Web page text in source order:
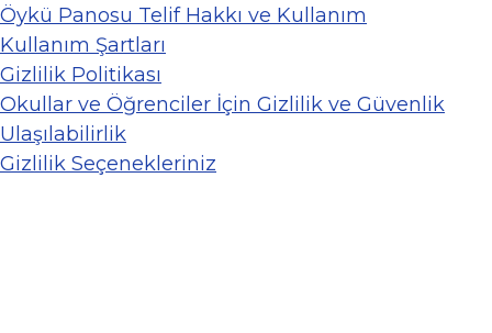
Öykü Panosu Telif Hakkı ve Kullanım
Kullanım Şartları
Gizlilik Politikası
Okullar ve Öğrenciler İçin Gizlilik ve Güvenlik
Ulaşılabilirlik
Gizlilik Seçenekleriniz